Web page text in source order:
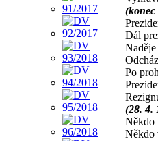
(konec
Dál
Po
(28. 4.
Někdo